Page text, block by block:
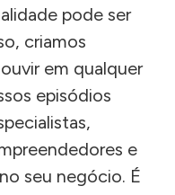
pode ser
criamos
em qualquer
episódios
e
seu negócio. É